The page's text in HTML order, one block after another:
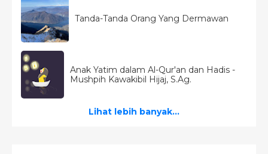
Tanda-Tanda Orang Yang Dermawan
Anak Yatim dalam Al-Qur'an dan Hadis -
Mushpih Kawakibil Hijaj, S.Ag.
Lihat lebih banyak...